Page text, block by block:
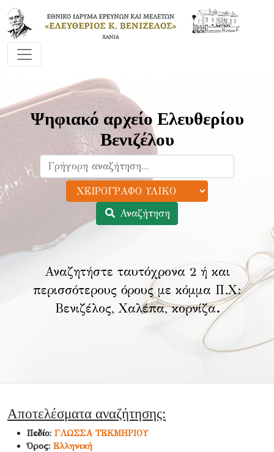
Ψηφιακό αρχείο Ελευθερίου
Βενιζέλου
Αναζήτηση
Αναζητήστε ταυτόχρονα 2 ή και
περισσότερους όρους με κόμμα Π.Χ:
Βενιζέλος, Χαλέπα, κορνίζα.
Αποτελέσματα αναζήτησης:
Πεδίο: ΓΛΩΣΣΑ ΤΕΚΜΗΡΙΟΥ
Όρος: Ελληνική